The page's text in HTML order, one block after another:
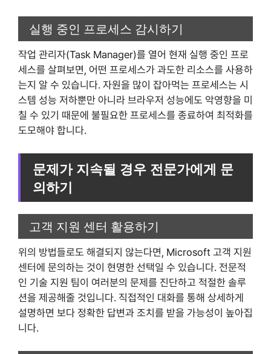
실행 중인 프로세스 감시하기
작업 관리자(Task Manager)를 열어 현재 실행 중인 프로
세스를 살펴보면, 어떤 프로세스가 과도한 리소스를 사용하
는지 알 수 있습니다. 자원을 많이 잡아먹는 프로세스는 시
스템 성능 저하뿐만 아니라 브라우저 성능에도 악영향을 미
칠 수 있기 때문에 불필요한 프로세스를 종료하여 최적화를
도모해야 합니다.
문제가 지속될 경우 전문가에게 문
의하기
고객 지원 센터 활용하기
위의 방법들로도 해결되지 않는다면, Microsoft 고객 지원
센터에 문의하는 것이 현명한 선택일 수 있습니다. 전문적
인 기술 지원 팀이 여러분의 문제를 진단하고 적절한 솔루
션을 제공해줄 것입니다. 직접적인 대화를 통해 상세하게
설명하면 보다 정확한 답변과 조치를 받을 가능성이 높아집
니다.